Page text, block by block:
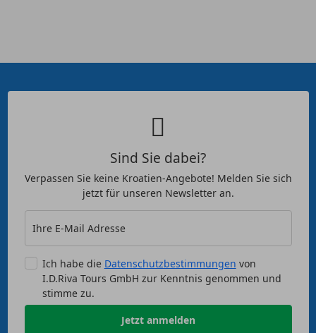
Sind Sie dabei?
Verpassen Sie keine Kroatien-Angebote! Melden Sie sich
jetzt für unseren Newsletter an.
Ihre E-Mail Adresse
Ich habe die Datenschutzbestimmungen von
I.D.Riva Tours GmbH zur Kenntnis genommen und
stimme zu.
Jetzt anmelden